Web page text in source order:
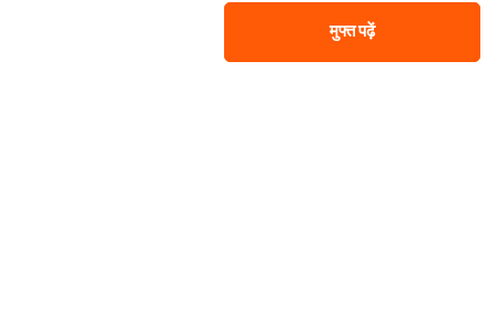
मुफ्त पढ़ें